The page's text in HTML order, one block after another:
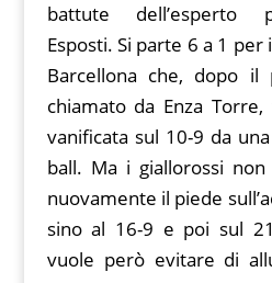
battute dell’esperto
Esposti. Si parte 6 a 1 per
Barcellona che, dopo il
chiamato da Enza
vanificata sul 10-9 da
ball. Ma i giallorossi
nuovamente il piede
sino al 16-9 e poi sul
vuole però evitare di